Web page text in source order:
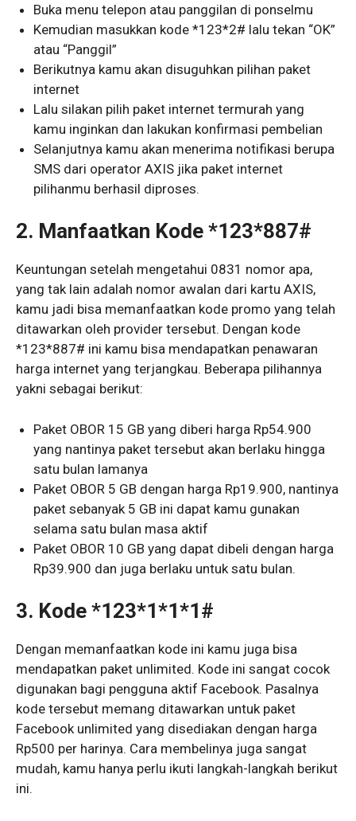
Buka menu telepon atau panggilan di ponselmu
Kemudian masukkan kode *123*2# lalu tekan “OK”
atau “Panggil”
Berikutnya kamu akan disuguhkan pilihan paket
internet
Lalu silakan pilih paket internet termurah yang
kamu inginkan dan lakukan konfirmasi pembelian
Selanjutnya kamu akan menerima notifikasi berupa
SMS dari operator AXIS jika paket internet
pilihanmu berhasil diproses.
2. Manfaatkan Kode *123*887#
Keuntungan setelah mengetahui 0831 nomor apa,
yang tak lain adalah nomor awalan dari kartu AXIS,
kamu jadi bisa memanfaatkan kode promo yang telah
ditawarkan oleh provider tersebut. Dengan kode
*123*887# ini kamu bisa mendapatkan penawaran
harga internet yang terjangkau. Beberapa pilihannya
yakni sebagai berikut:
Paket OBOR 15 GB yang diberi harga Rp54.900
yang nantinya paket tersebut akan berlaku hingga
satu bulan lamanya
Paket OBOR 5 GB dengan harga Rp19.900, nantinya
paket sebanyak 5 GB ini dapat kamu gunakan
selama satu bulan masa aktif
Paket OBOR 10 GB yang dapat dibeli dengan harga
Rp39.900 dan juga berlaku untuk satu bulan.
3. Kode *123*1*1*1#
Dengan memanfaatkan kode ini kamu juga bisa
mendapatkan paket unlimited. Kode ini sangat cocok
digunakan bagi pengguna aktif Facebook. Pasalnya
kode tersebut memang ditawarkan untuk paket
Facebook unlimited yang disediakan dengan harga
Rp500 per harinya. Cara membelinya juga sangat
mudah, kamu hanya perlu ikuti langkah-langkah berikut
ini.